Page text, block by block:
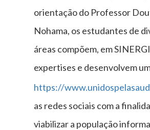
orientação do Professor
Nohama, os estudantes de
áreas compõem, em
expertises e desenvolvem
https://
as redes sociais com a
viabilizar a população